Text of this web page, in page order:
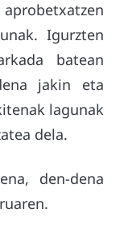
Igurzten
batean
jakin eta
lagunak
dela.
den-dena